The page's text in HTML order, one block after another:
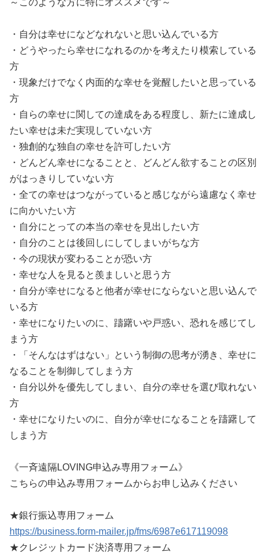
・自分は幸せになどなれないと思い込んでいる方
・どうやったら幸せになれるのかを考えたり模索している
方
・現象だけでなく内面的な幸せを覚醒したいと思っている
方
・自らの幸せに関しての達成をある程度し、新たに達成し
たい幸せは未だ実現していない方
・独創的な独自の幸せを許可したい方
・どんどん幸せになることと、どんどん欲することの区別
がはっきりしていない方
・全ての幸せはつながっていると感じながら遠慮なく幸せ
に向かいたい方
・自分にとっての本当の幸せを見出したい方
・自分のことは後回しにしてしまいがちな方
・今の現状が変わることが恐い方
・幸せな人を見ると羨ましいと思う方
・自分が幸せになると他者が幸せにならないと思い込んで
いる方
・幸せになりたいのに、躊躇いや戸惑い、恐れを感じてし
まう方
・「そんなはずはない」という制御の思考が湧き、幸せに
なることを制御してしまう方
・自分以外を優先してしまい、自分の幸せを選び取れない
方
・幸せになりたいのに、自分が幸せになることを躊躇して
しまう方
《一斉遠隔LOVING申込み専用フォーム》
こちらの申込み専用フォームからお申し込みください
★銀行振込専用フォーム
https://business.form-mailer.jp/fms/6987e617119098
★クレジットカード決済専用フォーム